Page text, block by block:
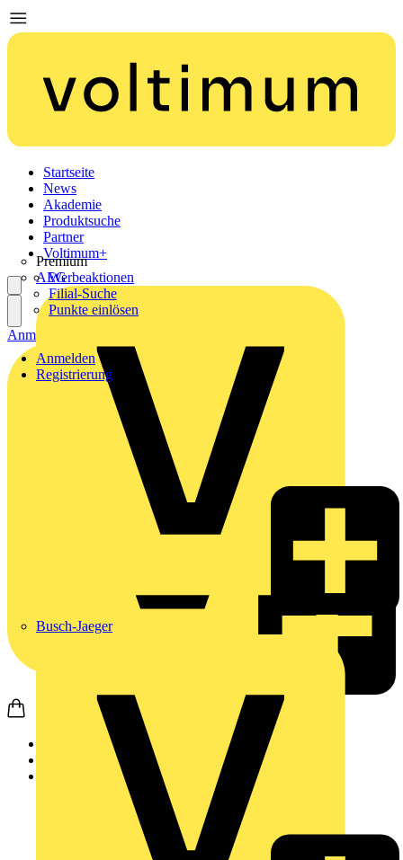
Startseite
News
Akademie
Produktsuche
Partner
Premium
AEG
Busch-Jaeger
Voltimum+
Werbeaktionen
Filial-Suche
Punkte einlösen
Anmelden
Registrierung
Anmelden